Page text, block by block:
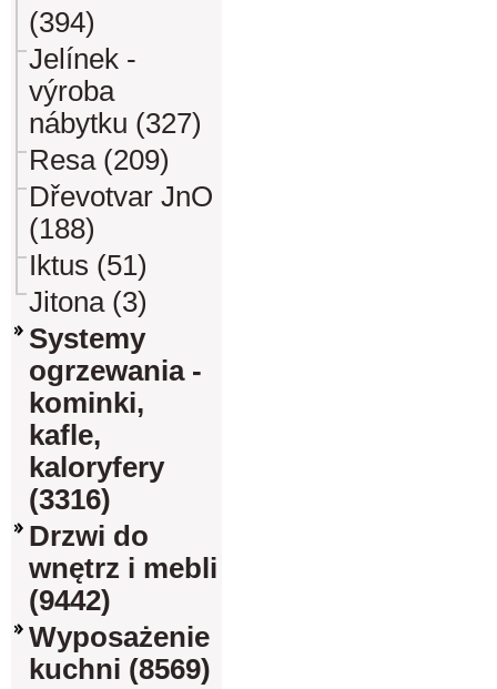
(394)
Jelínek -
výroba
nábytku (327)
Resa (209)
Dřevotvar JnO
(188)
Iktus (51)
Jitona (3)
Systemy
ogrzewania -
kominki,
kafle,
kaloryfery
(3316)
Drzwi do
wnętrz i mebli
(9442)
Wyposażenie
kuchni (8569)